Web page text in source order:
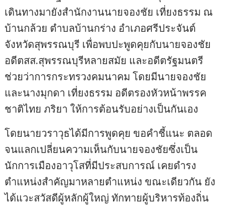
เดินทางมายังสำนักงานนายจองชัย เที่ยงธรรม ณ
บ้านกล้วย ตำบลบ้านกร่าง อำเภอศรีประจันต์
จังหวัดสุพรรณบุรี เพื่อพบปะพูดคุยกับนายจองชัย
อดีตสส.สุพรรณบุรีหลายสมัย และอดีตรัฐมนตรี
ช่วยว่าการกระทรวงคมนาคม โดยมีนายจองชัย
และนางมุกดา เที่ยงธรรม อดีตรองหัวหน้าพรรค
ชาติไทย ภริยา ให้การต้อนรับอย่างเป็นกันเอง
โดยนายวราวุธได้มีการพูดคุย ขอคำชี้แนะ ตลอด
จนแลกเปลี่ยนความเห็นกับนายจองชัยซึ่งเป็น
นักการเมืองอาวุโสที่มีประสบการณ์ เคยดำรง
ตำแหน่งสำคัญมาหลายตำแหน่ง ขณะเดียวกัน ยัง
ได้แวะสวัสดีผู้หลักผู้ใหญ่ ทักทายผู้บริหารท้องถิ่น